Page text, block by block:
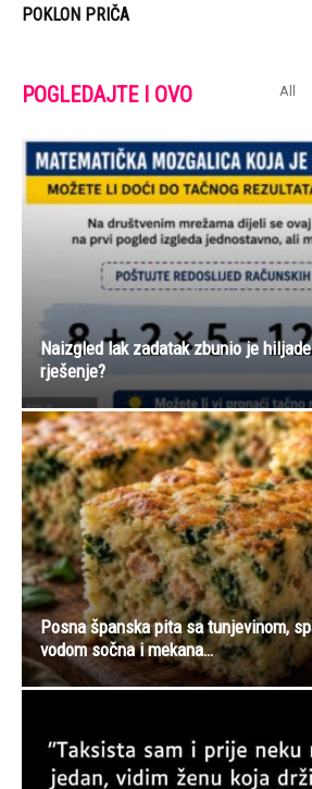
POKLON PRIČA
POGLEDAJTE I OVO All
Naizgled lak zadatak zbunio je
rješenje?
Posna španska pita sa tunjevinom,
vodom sočna i mekana…